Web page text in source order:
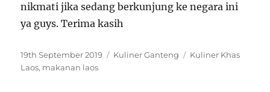
nikmati jika sedang berkunjung ke negara ini
ya guys. Terima kasih
P
o
19th September 2019
C
Kuliner Ganteng
T
Kuliner Khas
Laos, makanan laos